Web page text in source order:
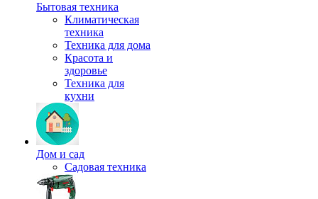
Бытовая техника
Климатическая
техника
Техника для дома
Красота и
здоровье
Техника для
кухни
Дом и сад
Садовая техника